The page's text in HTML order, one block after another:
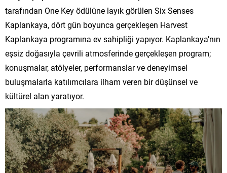
tarafından One Key ödülüne layık görülen Six Senses
Kaplankaya, dört gün boyunca gerçekleşen Harvest
Kaplankaya programına ev sahipliği yapıyor. Kaplankaya’nın
eşsiz doğasıyla çevrili atmosferinde gerçekleşen program;
konuşmalar, atölyeler, performanslar ve deneyimsel
buluşmalarla katılımcılara ilham veren bir düşünsel ve
kültürel alan yaratıyor.